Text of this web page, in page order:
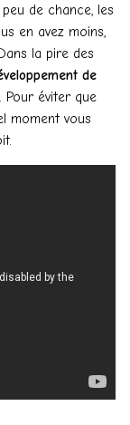
de chance, les
en avez moins,
la pire des
de
. Pour éviter que
moment vous